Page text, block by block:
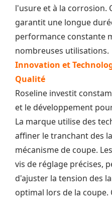
l'usure et à la corrosion.
garantit une longue
performance constante
nombreuses utilisations.
Innovation et
Qualité
Roseline investit
et le développement
La marque utilise des
affiner le tranchant des
mécanisme de coupe.
vis de réglage précises,
d'ajuster la tension des
optimal lors de la